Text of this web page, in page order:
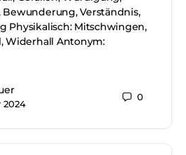
Bewunderung, Verständnis,
Physikalisch: Mitschwingen,
Widerhall Antonym:
2024
0